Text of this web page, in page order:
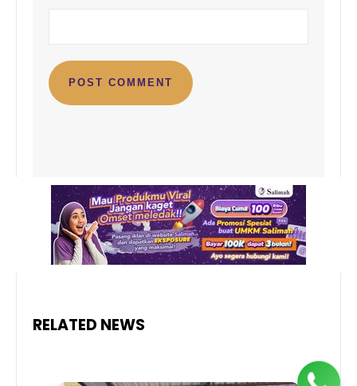
RELATED NEWS